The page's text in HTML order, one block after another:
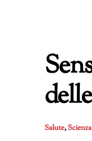
Salute,Scienza